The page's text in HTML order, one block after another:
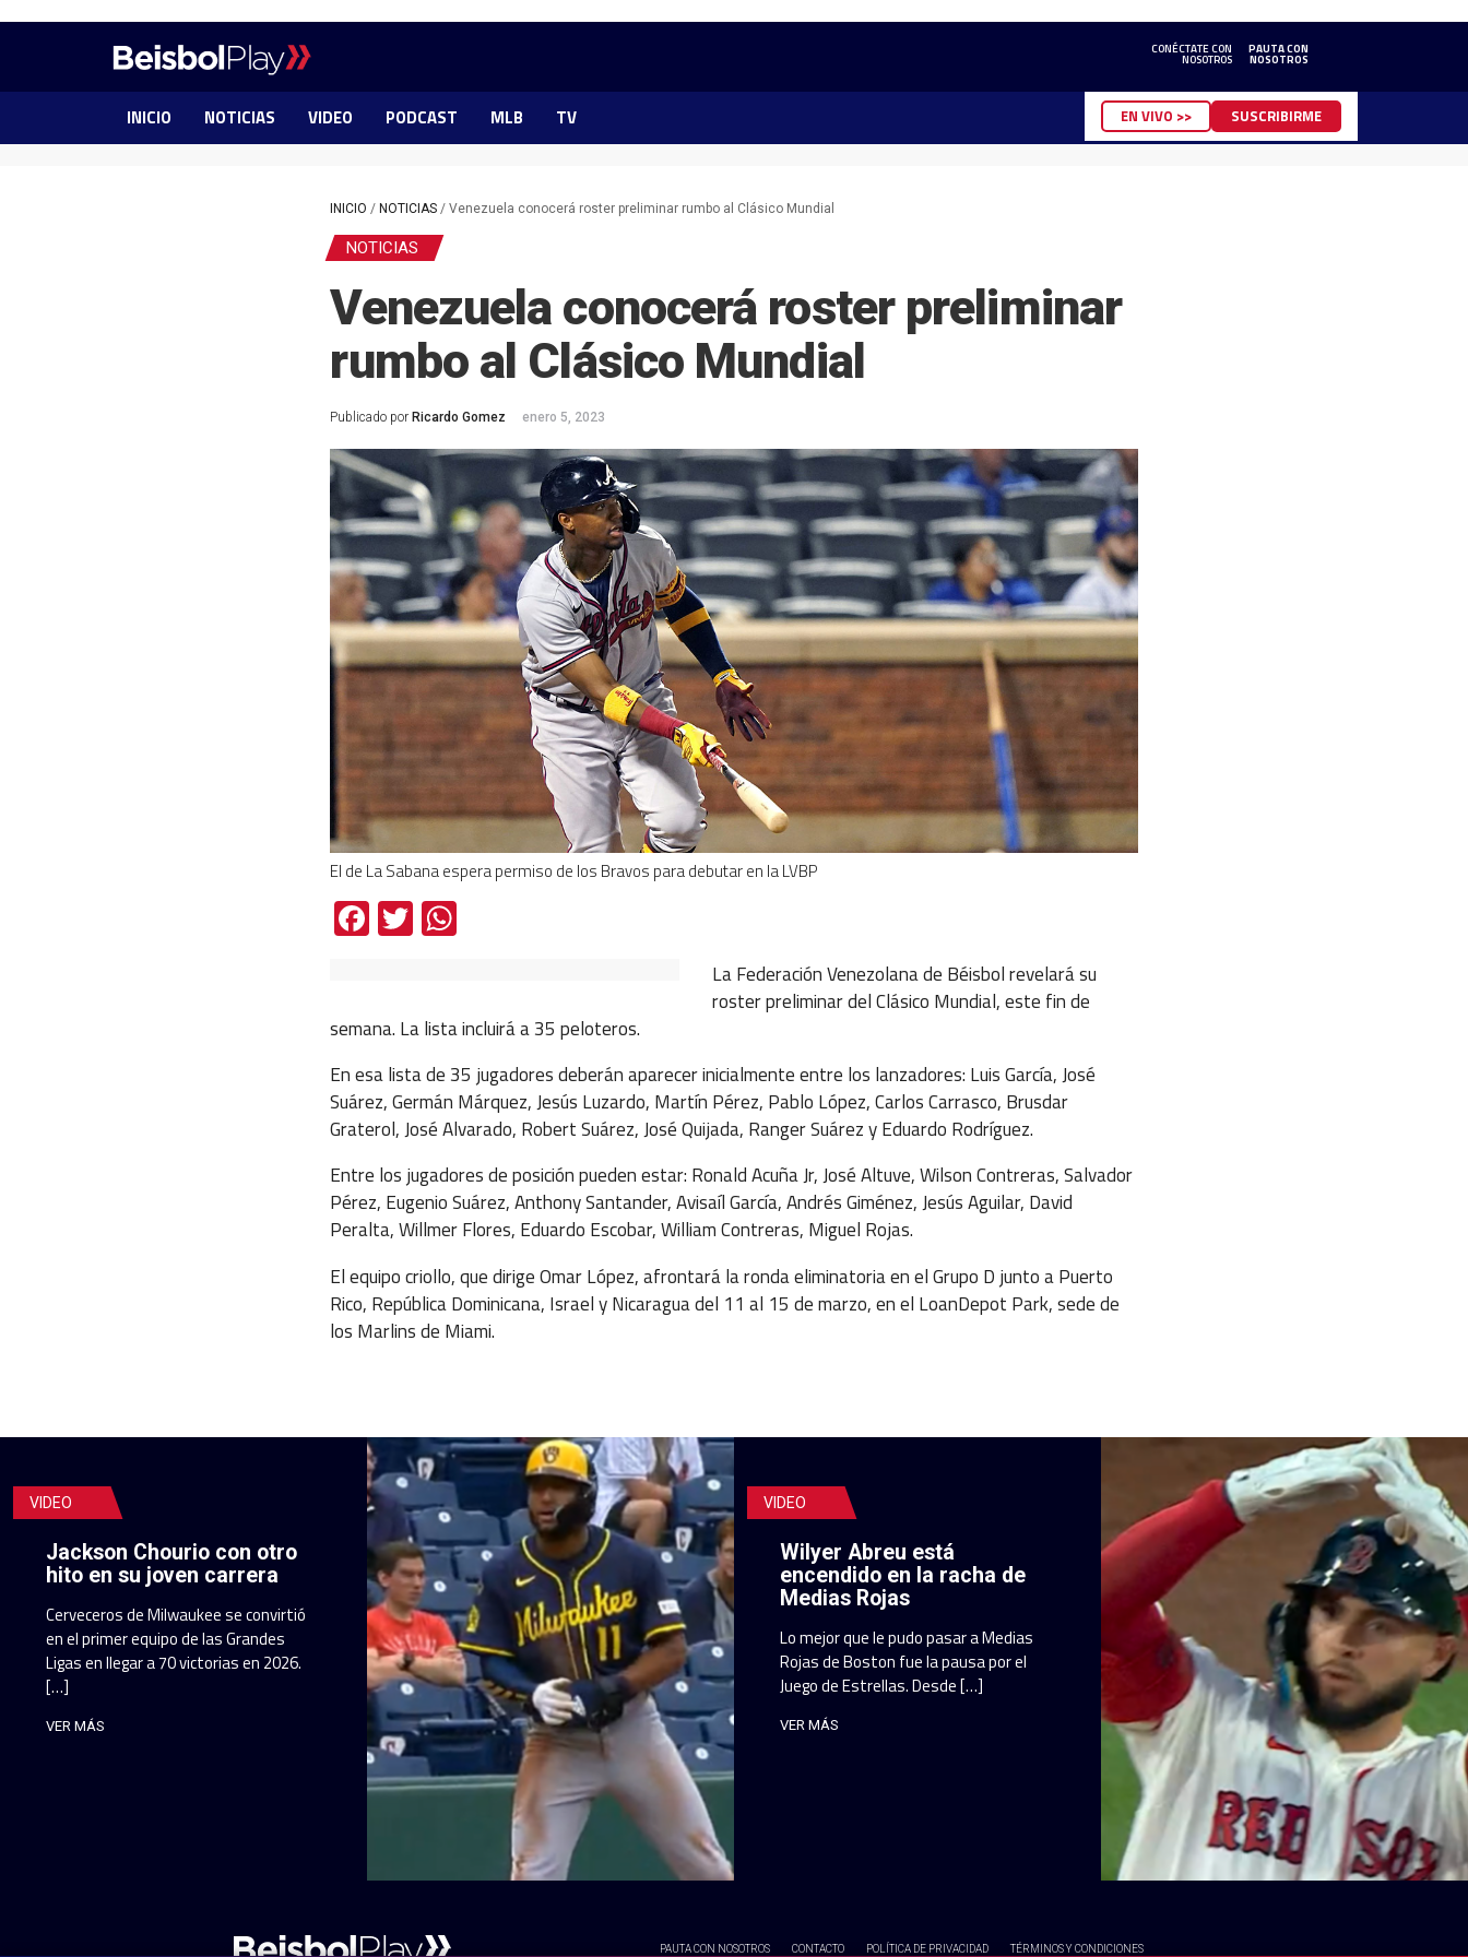
CONÉCTATE CON
NOSOTROS
PAUTA CON
NOSOTROS
INICIO NOTICIAS VIDEO PODCAST MLB TV EN VIVO >> SUSCRIBIRME
INICIO / NOTICIAS /Venezuela conocerá roster preliminar rumbo al Clásico Mundial
NOTICIAS
Venezuela conocerá roster preliminar
rumbo al Clásico Mundial
Publicado por Ricardo Gomez enero 5, 2023
El de La Sabana espera permiso de los Bravos para debutar en la LVBP
Facebook
Twitter
La Federación Venezolana de Béisbol revelará su
roster preliminar del Clásico Mundial, este fin de
semana. La lista incluirá a 35 peloteros.
En esa lista de 35 jugadores deberán aparecer inicialmente entre los lanzadores: Luis García, José
Suárez, Germán Márquez, Jesús Luzardo, Martín Pérez, Pablo López, Carlos Carrasco, Brusdar
Graterol, José Alvarado, Robert Suárez, José Quijada, Ranger Suárez y Eduardo Rodríguez.
Entre los jugadores de posición pueden estar: Ronald Acuña Jr, José Altuve, Wilson Contreras, Salvador
Pérez, Eugenio Suárez, Anthony Santander, Avisaíl García, Andrés Giménez, Jesús Aguilar, David
Peralta, Willmer Flores, Eduardo Escobar, William Contreras, Miguel Rojas.
El equipo criollo, que dirige Omar López, afrontará la ronda eliminatoria en el Grupo D junto a Puerto
Rico, República Dominicana, Israel y Nicaragua del 11 al 15 de marzo, en el LoanDepot Park, sede de
los Marlins de Miami.
VIDEO
Jackson Chourio con otro
hito en su joven carrera
Cerveceros de Milwaukee se convirtió
en el primer equipo de las Grandes
Ligas en llegar a 70 victorias en 2026.
[…]
VER MÁS
VIDEO
Wilyer Abreu está
encendido en la racha de
Medias Rojas
Lo mejor que le pudo pasar a Medias
Rojas de Boston fue la pausa por el
Juego de Estrellas. Desde […]
VER MÁS
PAUTA CON NOSOTROS CONTACTO POLÍTICA DE PRIVACIDAD TÉRMINOS Y CONDICIONES